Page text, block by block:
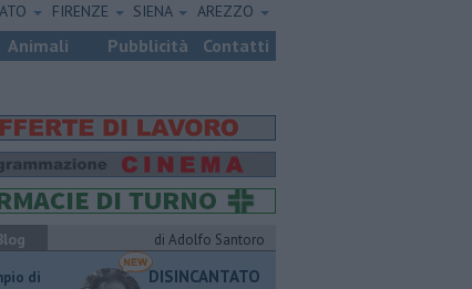
FIRENZE SIENA AREZZO
Animali Pubblicità Contatti
di Adolfo Santoro
di
DISINCANTATO